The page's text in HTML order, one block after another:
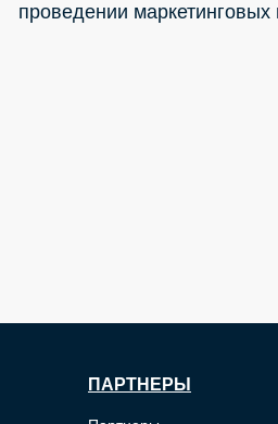
проведении маркетинговых
ПАРТНЕРЫ